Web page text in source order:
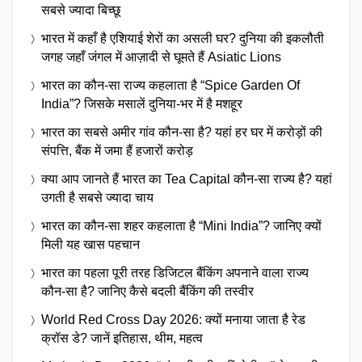
सबसे ज्यादा बिच्छू
भारत में कहाँ है एशियाई शेरों का असली घर? दुनिया की इकलौती
जगह जहाँ जंगल में आज़ादी से घूमते हैं Asiatic Lions
भारत का कौन-सा राज्य कहलाता है “Spice Garden Of
India”? जिसके मसालें दुनिया-भर में है मशहूर
भारत का सबसे अमीर गांव कौन-सा है? यहां हर घर में करोड़ों की
संपत्ति, बैंक में जमा हैं हजारों करोड़
क्या आप जानते हैं भारत का Tea Capital कौन-सा राज्य है? यहां
उगती है सबसे ज्यादा चाय
भारत का कौन-सा शहर कहलाता है “Mini India”? जानिए क्यों
मिली यह खास पहचान
भारत का पहला पूरी तरह डिजिटल बैंकिंग अपनाने वाला राज्य
कौन-सा है? जानिए कैसे बदली बैंकिंग की तस्वीर
World Red Cross Day 2026: क्यों मनाया जाता है रेड
क्रॉस डे? जानें इतिहास, थीम, महत्व